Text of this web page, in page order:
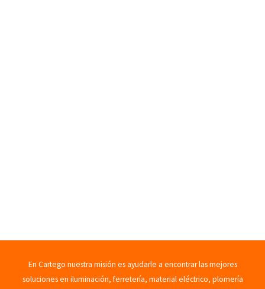
En Cartego nuestra misión es ayudarle a encontrar las mejores
soluciones en iluminación, ferretería, material eléctrico, plomería